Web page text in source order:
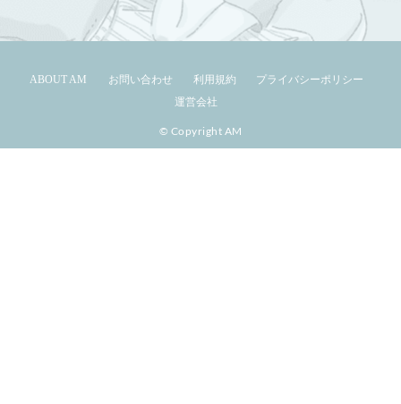
ABOUT AM お問い合わせ 利用規約
プライバシーポリシー
運営会社
© Copyright AM